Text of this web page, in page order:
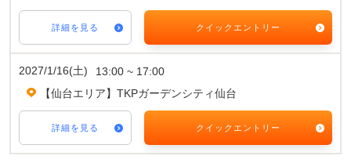
詳細を見る クイックエントリー
2027/1/16(土)
13:00 ~ 17:00
【仙台エリア】TKPガーデンシティ仙台
詳細を見る クイックエントリー